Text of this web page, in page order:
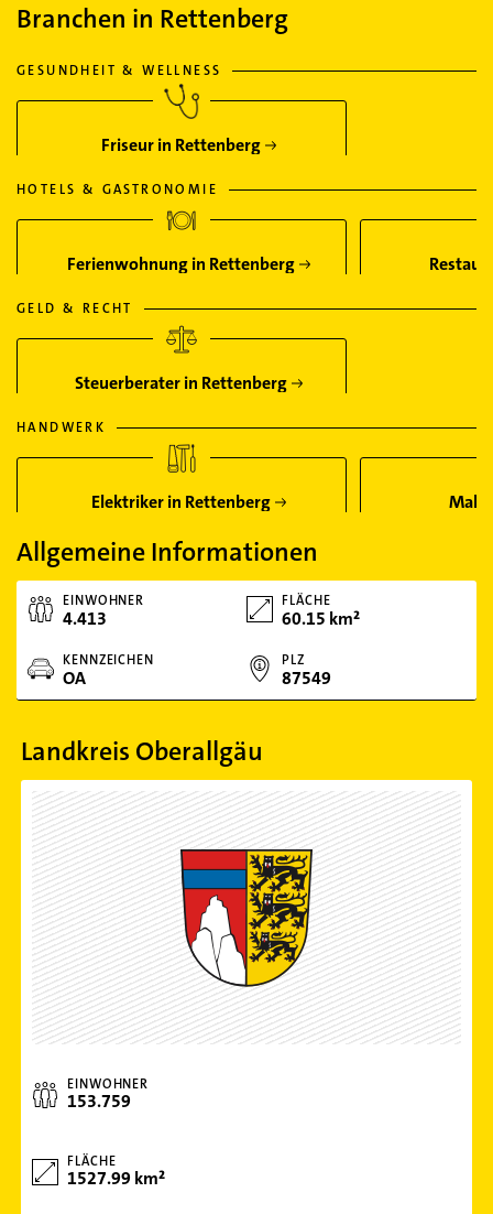
Branchen in Rettenberg
GESUNDHEIT & WELLNESS
Friseur in Rettenberg
HOTELS & GASTRONOMIE
Ferienwohnung in Rettenberg
GELD & RECHT
Steuerberater in Rettenberg
HANDWERK
Elektriker in Rettenberg
Allgemeine Informationen
EINWOHNER
4.413
FLÄCHE
60.15 km²
KENNZEICHEN
OA
PLZ
87549
Landkreis Oberallgäu
EINWOHNER
153.759
FLÄCHE
1527.99 km²